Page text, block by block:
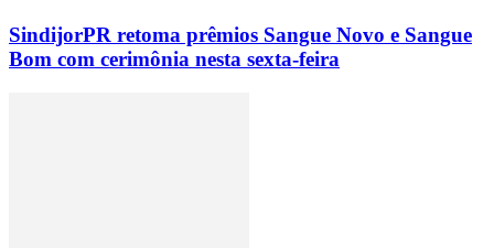
SindijorPR retoma prêmios Sangue Novo e Sangue
Bom com cerimônia nesta sexta-feira